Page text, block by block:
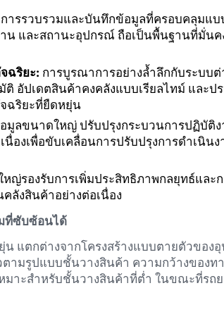
การรวบรวมและบันทึกข้อมูลที่ครอบคลุมแบ
าน และสถานะอุปกรณ์ ถือเป็นพื้นฐานที่มั่นค
ฉริยะ: การบูรณาการอย่างล้ำลึกกับระบบต่
ติ อัปเดตสินค้าคงคลังแบบเรียลไทม์ และป
ฉริยะที่ยืดหยุ่น
มูลขนาดใหญ่ ปรับปรุงกระบวนการปฏิบัติง
นื่องเพื่อขับเคลื่อนการปรับปรุงการดำเนิน
ญ่รองรับการเพิ่มประสิทธิภาพกลยุทธ์และ
ลังสินค้าอย่างต่อเนื่อง
ที่ซับซ้อนได้
แตกต่างจากโครงสร้างแบบตายตัวของ
ามรูปแบบชั้นวางสินค้า ความกว้างของท
มาะสำหรับชั้นวางสินค้าที่ต่ำ ในขณะที่รถ